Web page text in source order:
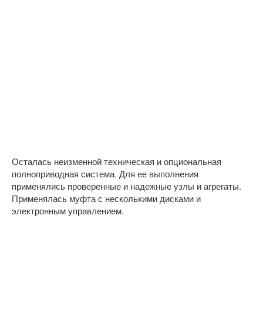
Осталась неизменной техническая и опциональная
полноприводная система. Для ее выполнения
применялись проверенные и надежные узлы и агрегаты.
Применялась муфта с несколькими дисками и
электронным управлением.